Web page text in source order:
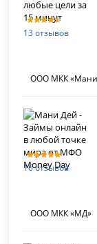
13 отзывов
ООО МКК
16 отзывов
ООО МКК «МД»